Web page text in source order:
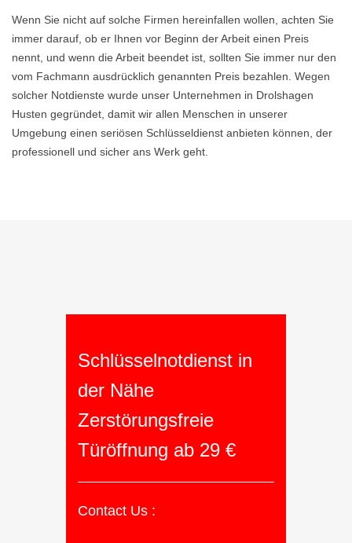
Wenn Sie nicht auf solche Firmen hereinfallen wollen, achten Sie
immer darauf, ob er Ihnen vor Beginn der Arbeit einen Preis
nennt, und wenn die Arbeit beendet ist, sollten Sie immer nur den
vom Fachmann ausdrücklich genannten Preis bezahlen. Wegen
solcher Notdienste wurde unser Unternehmen in Drolshagen
Husten gegründet, damit wir allen Menschen in unserer
Umgebung einen seriösen Schlüsseldienst anbieten können, der
professionell und sicher ans Werk geht.
Schlüsselnotdienst in
der Nähe
Zerstörungsfreie
Türöffnung ab 29 €
Contact Us :